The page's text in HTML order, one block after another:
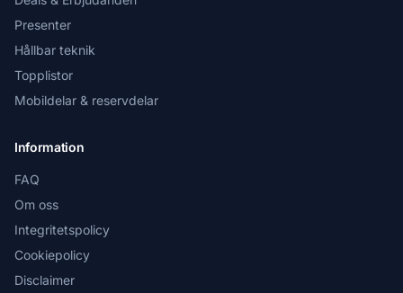
Presenter
Hållbar teknik
Topplistor
Mobildelar & reservdelar
Information
FAQ
Om oss
Integritetspolicy
Cookiepolicy
Disclaimer